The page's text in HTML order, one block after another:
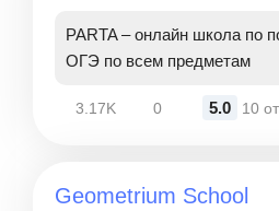
PARTA – онлайн школа по
ОГЭ по всем предметам
3.17K 0 5.0 10
Geometrium School